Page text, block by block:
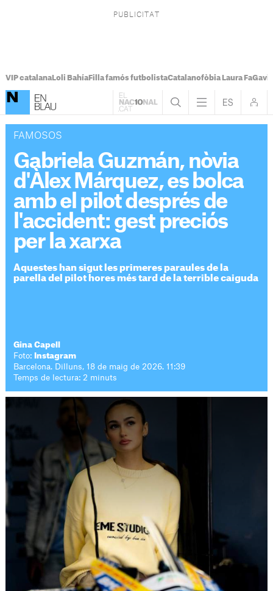
VIP catalanaLoli BahíaFilla famós futbolistaCatalanofòbia Laura FaGavi
FAMOSOS
Gabriela Guzmán, nòvia
d'Àlex Márquez, es bolca
amb el pilot després de
l'accident: gest preciós
per la xarxa
Aquestes han sigut les primeres paraules de la
parella del pilot hores més tard de la terrible caiguda
Gina Capell
Foto:
Instagram
Barcelona. Dilluns, 18 de maig de 2026. 11:39
Temps de lectura: 2 minuts